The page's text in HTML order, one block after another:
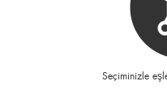
Seçiminizle